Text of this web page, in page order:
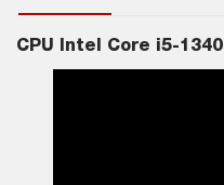
CPU Intel Core i5-